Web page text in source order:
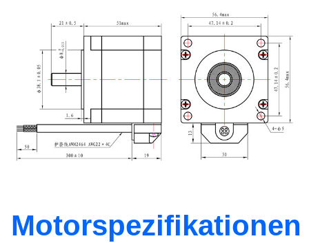
Motorspezifikationen